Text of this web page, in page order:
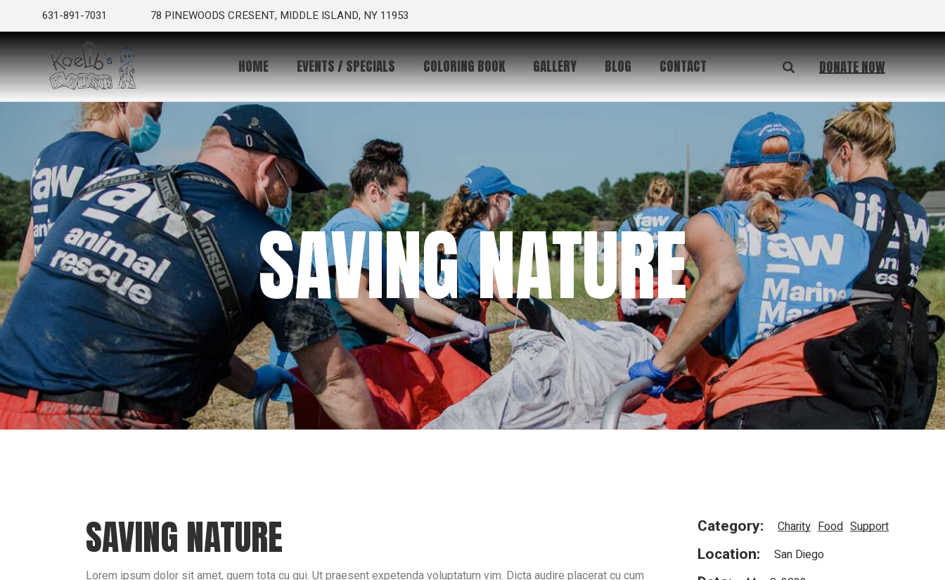
631-891-7031 78 PINEWOODS CRESENT, MIDDLE ISLAND, NY 11953
HOME EVENTS / SPECIALS COLORING BOOK GALLERY BLOG CONTACT DONATE NOW
SAVING NATURE
SAVING NATURE
Lorem ipsum dolor sit amet, quem tota cu qui. Ut praesent expetenda voluptatum vim. Dicta audire placerat cu cum
Category: Charity Food Support
Location: San Diego